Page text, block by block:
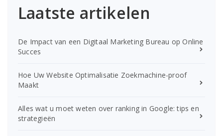
Laatste artikelen
De Impact van een Digitaal Marketing Bureau op Online
Succes
Hoe Uw Website Optimalisatie Zoekmachine-proof
Maakt
Alles wat u moet weten over ranking in Google: tips en
strategieën